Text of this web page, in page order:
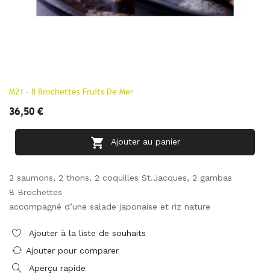
M21 - 8 Brochettes Fruits De Mer
36,50 €
 Ajouter au panier
2 saumons, 2 thons, 2 coquilles St.Jacques, 2 gambas
8 Brochettes
accompagné d’une salade japonaise et riz nature
Ajouter à la liste de souhaits
Ajouter pour comparer
Aperçu rapide